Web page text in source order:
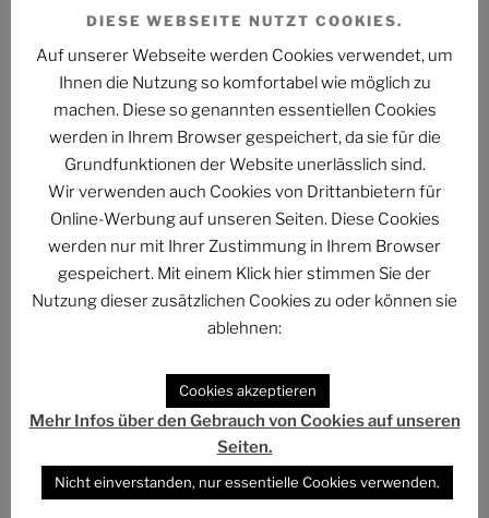
PHANTUM NOVA 001 – Der Neubeginn
Der Stand der Dinge beim QUADRUVIUM CLUB
ASTROCOHORS SOLAR: FUTUR IMPERATIV
DAS PHANTASTISCHE PROJEKT – Hinein, hindurch
und darüber hinaus…
Abmahnung gegen BKM: Buchhandlung geht rechtlich
gegen Interview-Äußerungen des
Kulturstaatsministers vor
The Billion Dollar Man – The Last Laugh Syndicate –
ARCHIV
DIESE WEBSEITE NUTZT COOKIES.
Auf unserer Webseite werden Cookies verwendet, um
Ihnen die Nutzung so komfortabel wie möglich zu
machen. Diese so genannten essentiellen Cookies
werden in Ihrem Browser gespeichert, da sie für die
Grundfunktionen der Website unerlässlich sind.
Wir verwenden auch Cookies von Drittanbietern für
Online-Werbung auf unseren Seiten. Diese Cookies
werden nur mit Ihrer Zustimmung in Ihrem Browser
gespeichert. Mit einem Klick hier stimmen Sie der
Nutzung dieser zusätzlichen Cookies zu oder können sie
ablehnen:
Cookies akzeptieren
Mehr Infos über den Gebrauch von Cookies auf unseren
Seiten.
Nicht einverstanden, nur essentielle Cookies verwenden.